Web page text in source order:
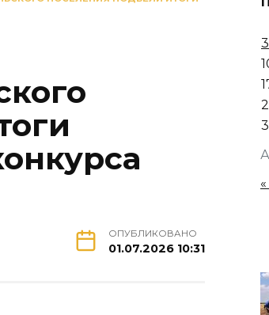
ОПУБЛИКОВАНО
01.07.2026 10:31
3